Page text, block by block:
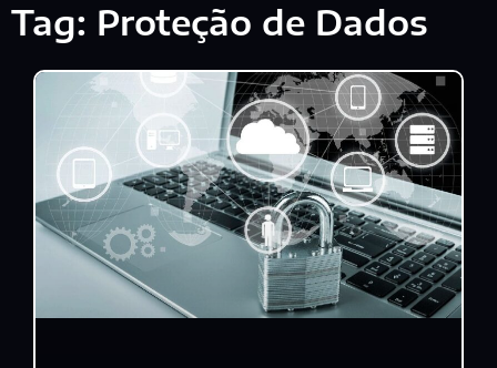
Tag: Proteção de Dados